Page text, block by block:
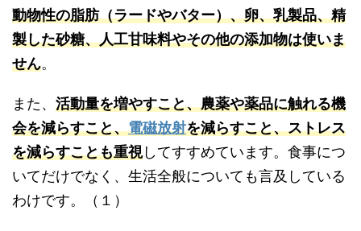
動物性の脂肪（ラードやバター）、卵、乳製品、精
製した砂糖、人工甘味料やその他の添加物は使いま
せん。
また、 活動量を増やすこと、農薬や薬品に触れる機
会を減らすこと、電磁放射を減らすこと、ストレス
を減らすことも重視してすすめています。食事につ
いてだけでなく、生活全般についても言及している
わけです。（１）